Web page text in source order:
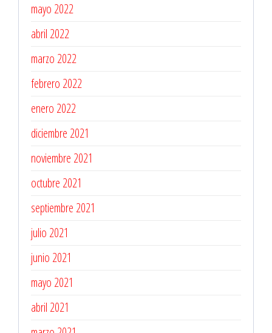
mayo 2022
abril 2022
marzo 2022
febrero 2022
enero 2022
diciembre 2021
noviembre 2021
octubre 2021
septiembre 2021
julio 2021
junio 2021
mayo 2021
abril 2021